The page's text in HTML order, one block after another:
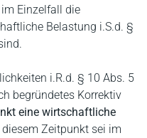
Einzelfall die
Belastung i.S.d. §
i.R.d. § 10 Abs. 5
begründetes Korrektiv
eine wirtschaftliche
diesem Zeitpunkt sei im